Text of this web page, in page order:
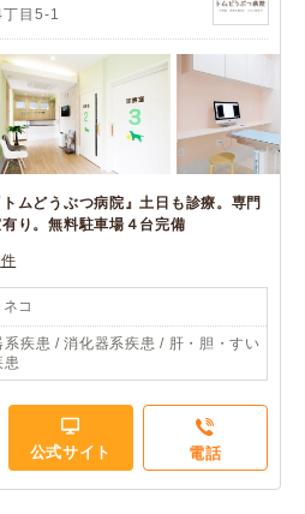
目5-1
ムどうぶつ病院』土日も診療。専門
り。無料駐車場４台完備
件
コ
系疾患 / 消化器系疾患 / 肝・胆・すい
患
公式サイト 電話